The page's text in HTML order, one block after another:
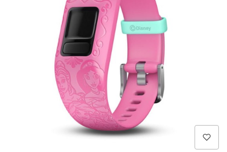
Paski Forerunner 745
Paski Quick Release 24mm (m. in.
Venu X1)
Paski Quick Release 22mm (m.in.
Forerunner, Venu, Vivoactive)
Paski Quick Release 20mm (m.in.
Forerunner, Venu, Vivomove)
Paski Quick Release 18mm (m.in.
Forerunner, Venu, Vivomove)
Paski Fenix 3